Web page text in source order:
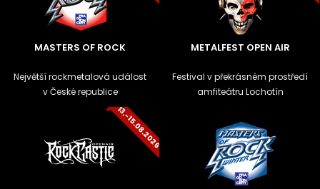
MASTERS OF ROCK
Největší rockmetalová událost
v České republice
METALFEST OPEN AIR
Festival v překrásném prostředí
amfiteátru Lochotín
13.-15.08.2026